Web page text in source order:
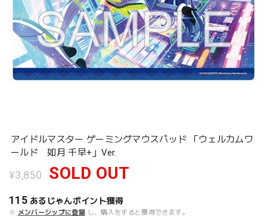
アイドルマスター ゲーミングマウスパッド 「ウェルカムワ
ールド 如月 千早+」Ver.
¥3,850 SOLD OUT
115 あるじゃんポイント獲得
※ メンバーシップに登録 し、購入をすると獲得できます。